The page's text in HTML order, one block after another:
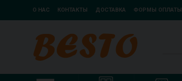
О НАС КОНТАКТЫ ДОСТАВКА ФОРМЫ ОПЛАТЫ